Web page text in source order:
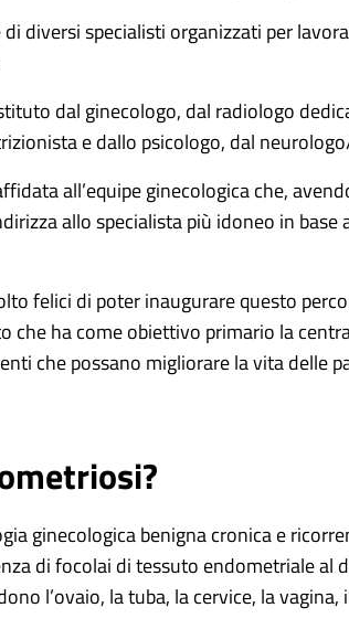
di diversi specialisti organizzati per
dal ginecologo, dal radiologo
e dallo psicologo, dal
all’equipe ginecologica che,
allo specialista più idoneo in
felici di poter inaugurare questo
che ha come obiettivo primario la
che possano migliorare la vita delle
ginecologica benigna cronica e
di focolai di tessuto endometriale
l’ovaio, la tuba, la cervice, la